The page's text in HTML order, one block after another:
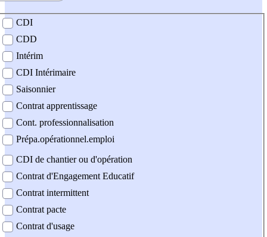
contrat
CDI
CDD
Intérim
CDI Intérimaire
Saisonnier
Contrat apprentissage
Cont. professionnalisation
Prépa.opérationnel.emploi
CDI de chantier ou d'opération
Contrat d'Engagement Educatif
Contrat intermittent
Contrat pacte
Contrat d'usage